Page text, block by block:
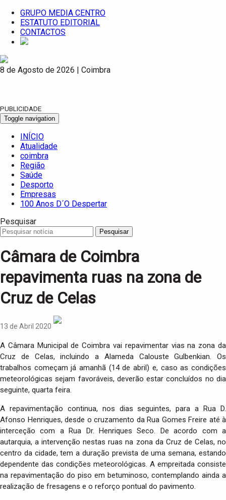
GRUPO MEDIA CENTRO
ESTATUTO EDITORIAL
CONTACTOS
8 de Agosto de 2026 | Coimbra
PUBLICIDADE
Toggle navigation
INÍCIO
Atualidade
coimbra
Região
Saúde
Desporto
Empresas
100 Anos D´O Despertar
Pesquisar
Pesquisar
Câmara de Coimbra
repavimenta ruas na zona de
Cruz de Celas
13 de Abril 2020
A Câmara Municipal de Coimbra vai repavimentar vias na zona da
Cruz de Celas, incluindo a Alameda Calouste Gulbenkian. Os
trabalhos começam já amanhã (14 de abril) e, caso as condições
meteorológicas sejam favoráveis, deverão estar concluídos no dia
seguinte, quarta feira.
A repavimentação continua, nos dias seguintes, para a Rua D.
Afonso Henriques, desde o cruzamento da Rua Gomes Freire até à
interceção com a Rua Dr. Henriques Seco. De acordo com a
autarquia, a intervenção nestas ruas na zona da Cruz de Celas, no
centro da cidade, tem a duração prevista de uma semana, estando
dependente das condições meteorológicas. A empreitada consiste
na repavimentação do piso em betuminoso, contemplando ainda a
realização de fresagens e o reforço pontual do pavimento.